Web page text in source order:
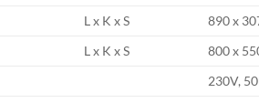
L x K x S 890 x
L x K x S 800 x
230V,